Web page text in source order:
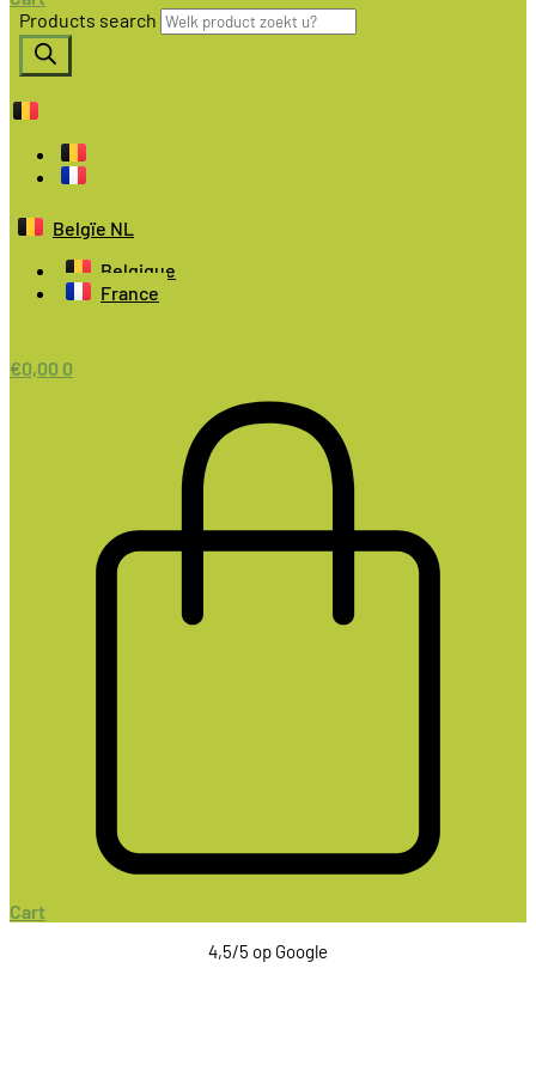
Products search
Belgïe NL
Belgique
France
€0,00 0
Cart
4,5/5 op Google